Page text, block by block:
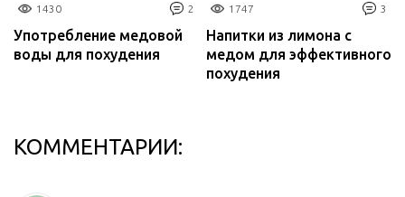
1430 2
Употребление медовой
воды для похудения
1747 3
Напитки из лимона с
медом для эффективного
похудения
КОММЕНТАРИИ: